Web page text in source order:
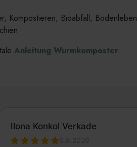
Kompostieren, Bioabfall, Bodenleben
Anleitung Wurmkomposter.